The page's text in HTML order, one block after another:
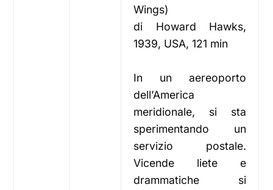
Wings)
di Howard Hawks,
1939, USA, 121 min
In un aereoporto
dell’America
meridionale, si sta
sperimentando un
servizio postale.
Vicende liete e
drammatiche si